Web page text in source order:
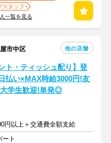
スタッフ
一覧を見る
市中区 他の店舗
ト・ティッシュ配り】登
払い×MAX時給3000円!友
学生歓迎!単発◎
円以上＋交通費全額支給
ート